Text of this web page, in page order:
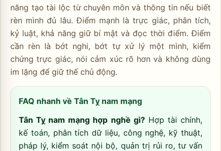
năng tạo tài lộc từ chuyên môn và thông tin nếu biết
rèn mình đủ lâu. Điểm mạnh là trực giác, phân tích,
kỷ luật, khả năng giữ bí mật và đọc thời điểm. Điểm
cần rèn là bớt nghi, bớt tự xử lý một mình, kiểm
chứng trực giác, nói cảm xúc rõ hơn và không dùng
im lặng để giữ thế chủ động.
FAQ nhanh về Tân Tỵ nam mạng
Tân Tỵ nam mạng hợp nghề gì?Hợp tài chính,
kế toán, phân tích dữ liệu, công nghệ, kỹ thuật,
pháp lý, kiểm soát nội bộ, quản trị rủi ro, tư vấn